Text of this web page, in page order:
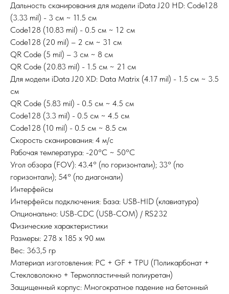
Дальность сканирования для модели iData J20 HD: Code128
(3.33 mil) - 3 см ~ 11.5 см
Code128 (10.83 mil) - 0.5 см ~ 12 см
Code128 (20 mil) – 2 см ~ 31 см
QR Code (5 mil) – 3 см ~ 8 см
QR Code (20.83 mil) - 1.5 см ~ 21 см
Для модели iData J20 XD: Data Matrix (4.17 mil) - 1.5 см ~ 3.5
см
QR Code (5.83 mil) - 0.5 см ~ 4.5 см
Code128 (3.3 mil) - 0.5 см ~ 4.5 см
Code128 (10 mil) - 0.5 см ~ 8.5 см
Скорость сканирования: 4 м/с
Рабочая температура: -20°С ~ 50°С
Угол обзора (FOV): 43.4° (по горизонтали); 33° (по
горизонтали); 54° (по диагонали)
Интерфейсы
Интерфейсы подключения: База: USB-HID (клавиатура)
Опционально: USB-CDC (USB-COM) / RS232
Физические характеристики
Размеры: 278 х 185 х 90 мм
Вес: 363,5 гр
Материал изготовления: PC + GF + TPU (Поликарбонат +
Стекловолокно + Термопластичный полиуретан)
Защищенный корпус: Многократное падение на бетонный